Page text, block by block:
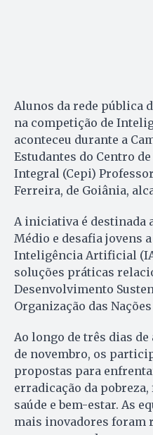
Alunos da rede pública
na competição de
aconteceu durante a
Estudantes do Centro
Integral (Cepi)
Ferreira, de Goiânia,
A iniciativa é destinada
Médio e desafia jovens
Inteligência Artificial
soluções práticas
Desenvolvimento
Organização das
Ao longo de três dias
de novembro, os
propostas para
erradicação da
saúde e bem-estar. As
mais inovadores foram